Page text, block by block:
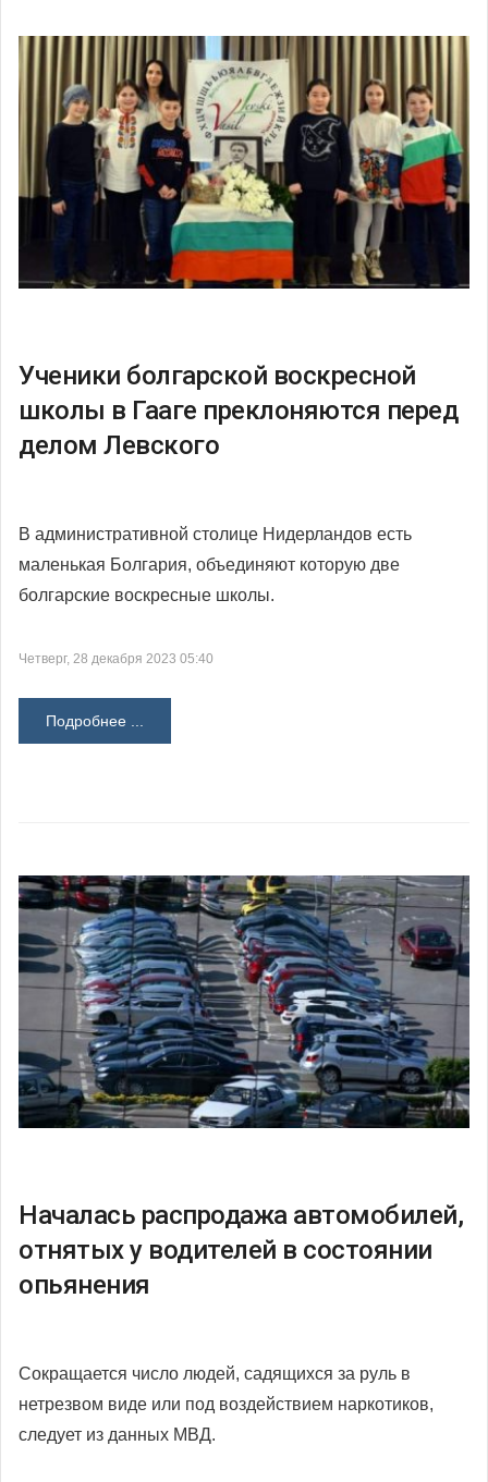
Ученики болгарской воскресной
школы в Гааге преклоняются перед
делом Левского
В административной столице Нидерландов есть
маленькая Болгария, объединяют которую две
болгарские воскресные школы.
Четверг, 28 декабря 2023 05:40
Подробнее ...
Началась распродажа автомобилей,
отнятых у водителей в состоянии
опьянения
Сокращается число людей, садящихся за руль в
нетрезвом виде или под воздействием наркотиков,
следует из данных МВД.